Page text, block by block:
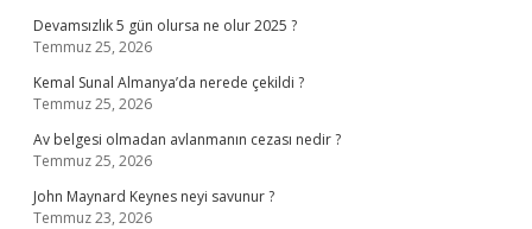
Devamsızlık 5 gün olursa ne olur 2025 ?
Temmuz 25, 2026
Kemal Sunal Almanya’da nerede çekildi ?
Temmuz 25, 2026
Av belgesi olmadan avlanmanın cezası nedir ?
Temmuz 25, 2026
John Maynard Keynes neyi savunur ?
Temmuz 23, 2026